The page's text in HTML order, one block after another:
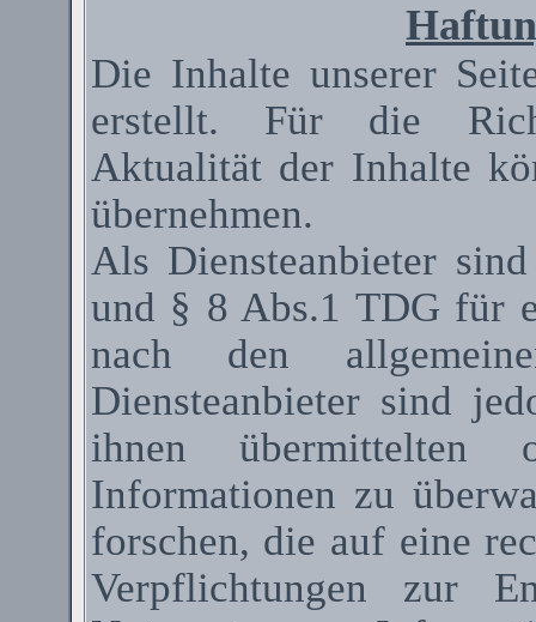
Die Inhalte unserer
erstellt. Für die
Aktualität der Inhalte
übernehmen.
Als Diensteanbieter
und § 8 Abs.1 TDG für
nach den
Diensteanbietersind
ihnen übermittelten
Informationen zu
forschen, die auf eine
Verpflichtungen zur